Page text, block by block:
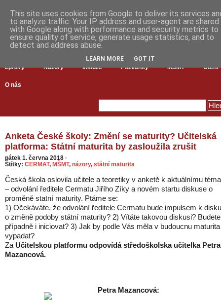
Zprávy Názory Inkluze Pozvánky MŠMT Čtení
O nás
Anketa České školy: Změní se maturity? Učitelská
platforma: Státní maturita by zasloužila zrušit
pátek 1. června 2018 ·
Štítky: CERMAT, MŠMT, názory, státní maturita
Česká škola oslovila učitele a teoretiky v anketě k aktuálnímu
– odvolání ředitele Cermatu Jiřího Zíky a novém startu diskuse o
proměně statní maturity. Ptáme se:
1) Očekáváte, že odvolání ředitele Cermatu bude impulsem k
o změně podoby státní maturity? 2) Vítáte takovou diskusi?
případně i iniciovat? 3) Jak by podle Vás měla v budoucnu maturita
vypadat?
Za Učitelskou platformu odpovídá středoškolska učitelka Petra
Mazancová.
Petra Mazancová:
This site uses cookies from Google to deliver its services
to analyze traffic. Your IP address and user-agent are shared
with Google along with performance and security metrics to
ensure quality of service, generate usage statistics, and to
detect and address abuse.
LEARN MORE GOT IT